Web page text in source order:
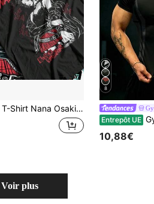
T-Shirt Nana Osaki Pierres Noires Manga-Girl Anime Cadeau Toutes les Tailles
8
Entrepôt UE GymBeat
10,88€
Voir plus